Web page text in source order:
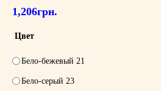
1,206грн.
Цвет
Бело-бежевый 21
Бело-серый 23